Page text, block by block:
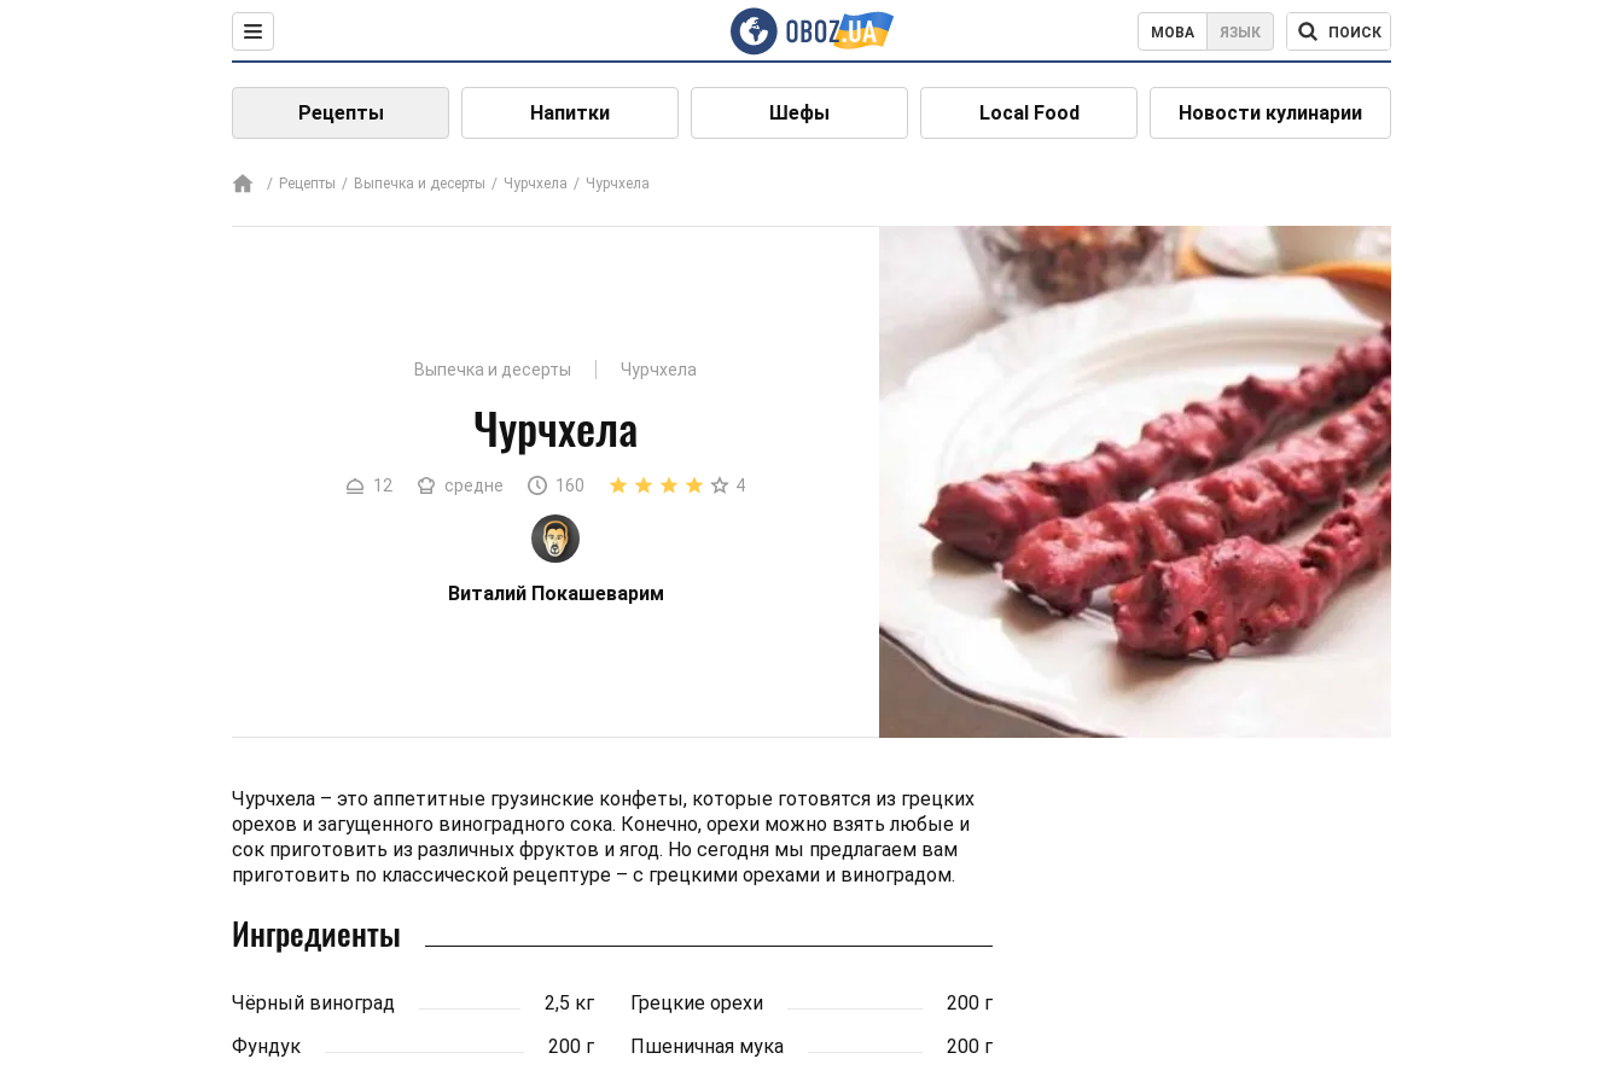
МОВА ЯЗЫК ПОИСК
Рецепты Напитки Шефы Local Food Новости кулинарии
Рецепты Выпечка и десерты Чурчхела Чурчхела
Выпечка и десерты Чурчхела
Чурчхела
12 средне 160 4
Виталий Покашеварим
Чурчхела – это аппетитные грузинские конфеты, которые готовятся из грецких
орехов и загущенного виноградного сока. Конечно, орехи можно взять любые и
сок приготовить из различных фруктов и ягод. Но сегодня мы предлагаем вам
приготовить по классической рецептуре – с грецкими орехами и виноградом.
Ингредиенты
Чёрный виноград 2,5 кг Грецкие орехи
200 г
Фундук
200 г Пшеничная мука
200 г